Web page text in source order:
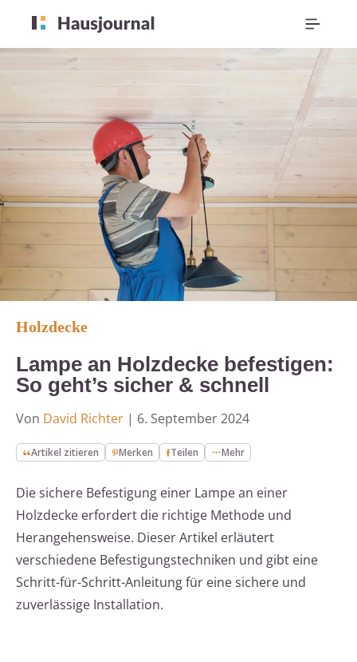
Holzdecke
Lampe an Holzdecke befestigen:
So geht’s sicher & schnell
Von David Richter | 6. September 2024
Artikel zitieren Merken Teilen Mehr
Die sichere Befestigung einer Lampe an einer
Holzdecke erfordert die richtige Methode und
Herangehensweise. Dieser Artikel erläutert
verschiedene Befestigungstechniken und gibt eine
Schritt-für-Schritt-Anleitung für eine sichere und
zuverlässige Installation.